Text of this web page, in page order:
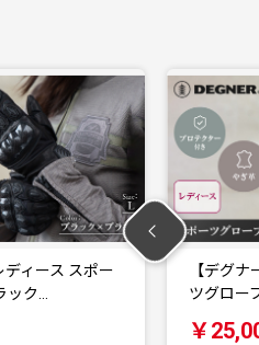
ディース スポー
ック…
【デグ
ツグロ
￥